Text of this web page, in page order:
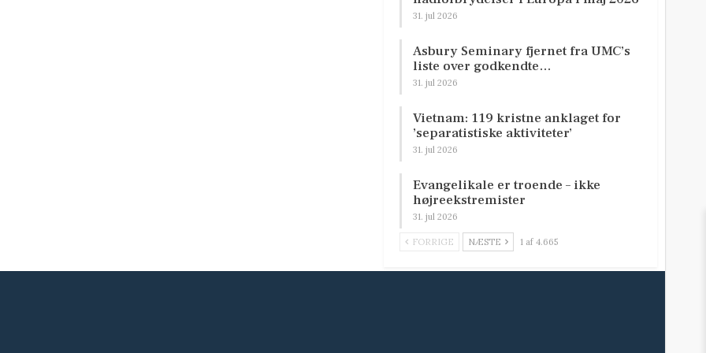
31. jul 2026
Asbury Seminary fjernet fra UMC’s
liste over godkendte…
31. jul 2026
Vietnam: 119 kristne anklaget for
’separatistiske aktiviteter’
31. jul 2026
Evangelikale er troende – ikke
højreekstremister
31. jul 2026
FORRIGE NÆSTE 1 af 4.665